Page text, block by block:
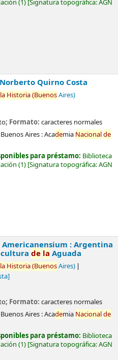
(1) Signatura topográfica:AGN
Quirno Costa
la Historia(BuenosAires)
; Formato: caracteres normales
Buenos Aires :Academia Nacionalde
para préstamo: Biblioteca
(1) Signatura topográfica:AGN
: Argentina
culturade la Aguada
la Historia(BuenosAires)
; Formato: caracteres normales
Buenos Aires :Academia Nacionalde
para préstamo: Biblioteca
(1) Signatura topográfica:AGN